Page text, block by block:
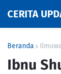
CERITA
Beranda
Ibnu